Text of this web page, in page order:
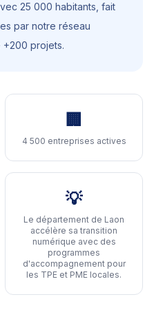
25 000 habitants , fait
par notre réseau
projets.
🏢
4 500 entreprises actives
💡
Le département de Laon
accélère sa transition
numérique avec des
programmes
d'accompagnement pour
les TPE et PME locales.